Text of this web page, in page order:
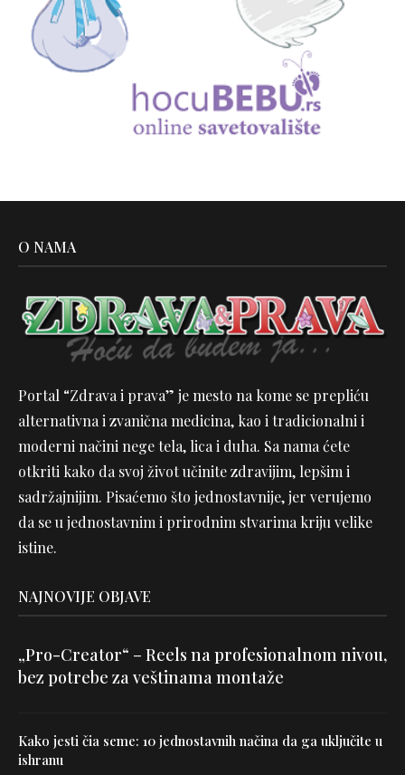
O NAMA
Portal “Zdrava i prava” je mesto na kome se prepliću
alternativna i zvanična medicina, kao i tradicionalni i
moderni načini nege tela, lica i duha. Sa nama ćete
otkriti kako da svoj život učinite zdravijim, lepšim i
sadržajnijim. Pisaćemo što jednostavnije, jer verujemo
da se u jednostavnim i prirodnim stvarima kriju velike
istine.
NAJNOVIJE OBJAVE
„Pro-Creator“ – Reels na profesionalnom nivou,
bez potrebe za veštinama montaže
Kako jesti čia seme: 10 jednostavnih načina da ga uključite u
ishranu